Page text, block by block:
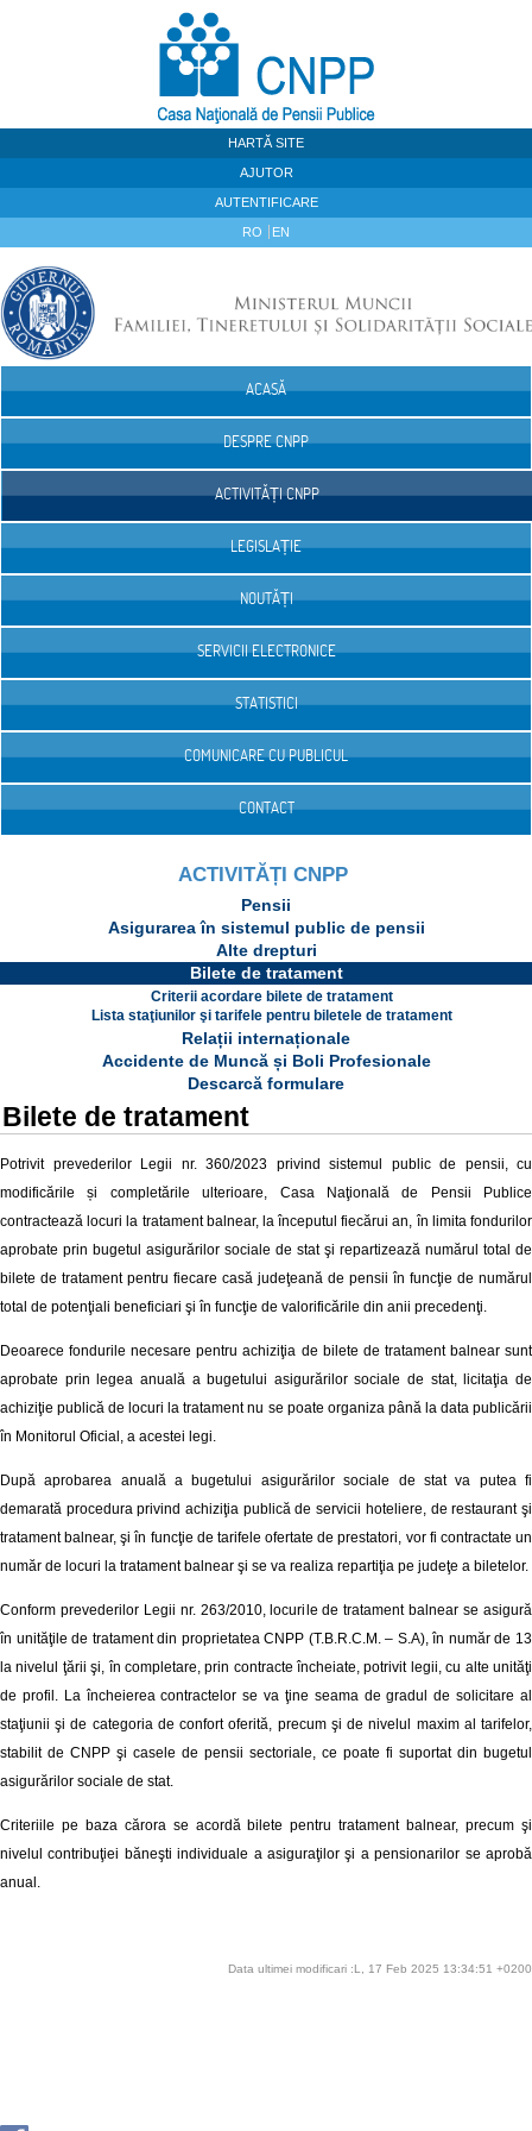
HARTĂ SITE
AJUTOR
AUTENTIFICARE
RO EN
ACASĂ
DESPRE CNPP
ACTIVITĂȚI CNPP
LEGISLAȚIE
NOUTĂȚI
SERVICII ELECTRONICE
STATISTICI
COMUNICARE CU PUBLICUL
CONTACT
ACTIVITĂȚI CNPP
Pensii
Asigurarea în sistemul public de pensii
Alte drepturi
Bilete de tratament
Criterii acordare bilete de tratament
Lista staţiunilor şi tarifele pentru biletele de tratament
Relații internaționale
Accidente de Muncă și Boli Profesionale
Descarcă formulare
Bilete de tratament
Potrivit prevederilor Legii nr. 360/2023 privind sistemul public de pensii, cu
modificările și completările ulterioare, Casa Naţională de Pensii Publice
contractează locuri la tratament balnear, la începutul fiecărui an, în limita fondurilor
aprobate prin bugetul asigurărilor sociale de stat şi repartizează numărul total de
bilete de tratament pentru fiecare casă judeţeană de pensii în funcţie de numărul
total de potenţiali beneficiari şi în funcţie de valorificările din anii precedenţi.
Deoarece fondurile necesare pentru achiziţia de bilete de tratament balnear sunt
aprobate prin legea anuală a bugetului asigurărilor sociale de stat, licitaţia de
achiziţie publică de locuri la tratament nu se poate organiza până la data publicării
în Monitorul Oficial, a acestei legi.
După aprobarea anuală a bugetului asigurărilor sociale de stat va putea fi
demarată procedura privind achiziţia publică de servicii hoteliere, de restaurant şi
tratament balnear, şi în funcţie de tarifele ofertate de prestatori, vor fi contractate un
număr de locuri la tratament balnear şi se va realiza repartiţia pe judeţe a biletelor.
Conform prevederilor Legii nr. 263/2010, locurile de tratament balnear se asigură
în unităţile de tratament din proprietatea CNPP (T.B.R.C.M. – S.A), în număr de 13
la nivelul ţării şi, în completare, prin contracte încheiate, potrivit legii, cu alte unităţi
de profil. La încheierea contractelor se va ţine seama de gradul de solicitare al
staţiunii şi de categoria de confort oferită, precum şi de nivelul maxim al tarifelor,
stabilit de CNPP şi casele de pensii sectoriale, ce poate fi suportat din bugetul
asigurărilor sociale de stat.
Criteriile pe baza cărora se acordă bilete pentru tratament balnear, precum şi
nivelul contribuţiei băneşti individuale a asiguraţilor şi a pensionarilor se aprobă
anual.
Data ultimei modificari :L, 17 Feb 2025 13:34:51 +0200